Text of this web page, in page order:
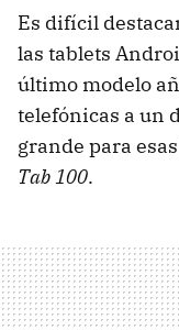
Es difícil
las tablets
último modelo
telefónicas a un
grande para
Tab 100.